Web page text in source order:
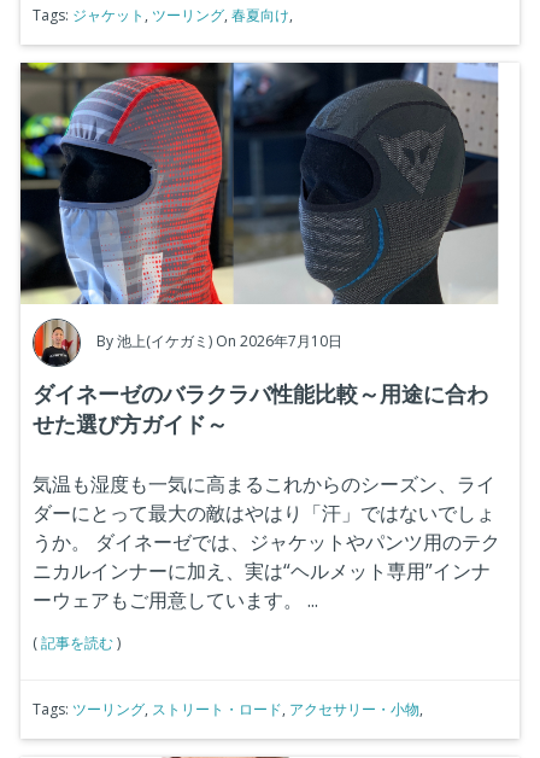
Tags: ジャケット , ツーリング, 春夏向け,
By池上(イケガミ) On 2026年7月10日
ダイネーゼのバラクラバ性能比較～用途に合わ
せた選び方ガイド～
気温も湿度も一気に高まるこれからのシーズン、ライ
ダーにとって最大の敵はやはり「汗」ではないでしょ
うか。
ダイネーゼでは、ジャケットやパンツ用のテク
ニカルインナーに加え、実は“ヘルメット専用”インナ
ーウェアもご用意しています。
...
(記事を読む)
Tags: ツーリング, ストリート・ロード, アクセサリー・小物,